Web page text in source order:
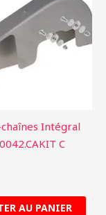
Intégral
C
AU PANIER